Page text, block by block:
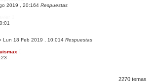
2019 , 20:164 Respuestas
Lun 18 Feb 2019 , 10:014 Respuestas
2270 temas